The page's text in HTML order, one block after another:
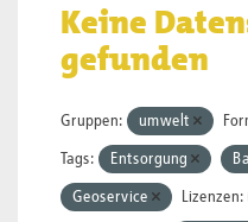
Keine
gefunden
Gruppen: umwelt
Tags: Entsorgung
Geoservice Lizenzen: